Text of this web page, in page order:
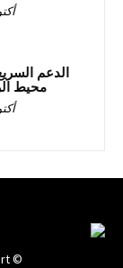
الدعم
محيط
© All rights reserved to Winwin Smart